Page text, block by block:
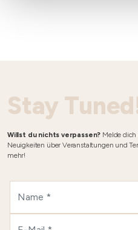
Stay
Willst du nichts verpassen? Melde
Neuigkeiten über Veranstaltungen und
mehr!